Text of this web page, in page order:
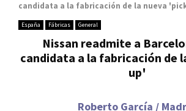
candidata a la fabricación de la nueva
España Fábricas General
Nissan readmite a
candidata a la fabricación de
up'
Roberto García /